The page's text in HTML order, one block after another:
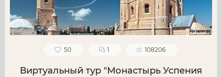
50 1 108206
Виртуальный тур "Монастырь Успения